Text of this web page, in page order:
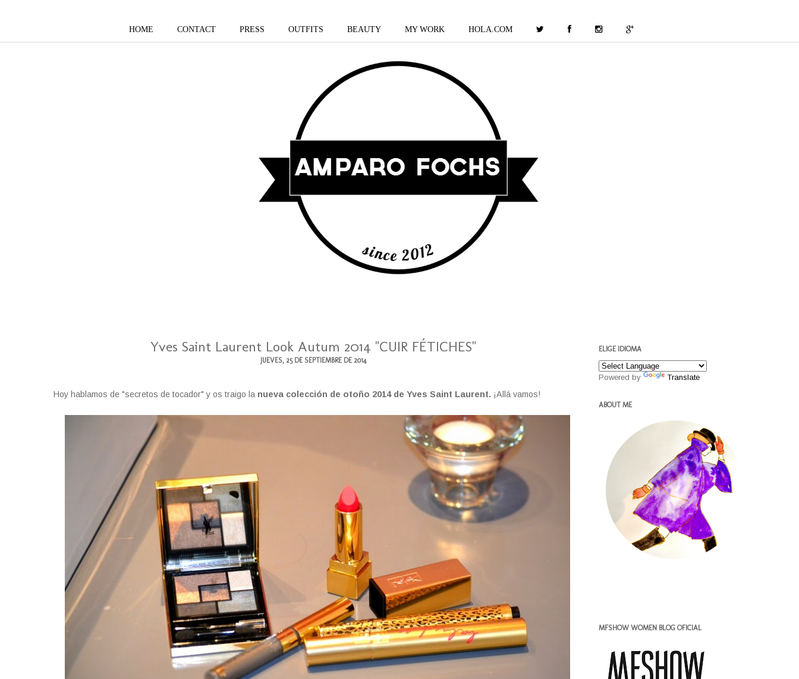
HOME CONTACT PRESS OUTFITS BEAUTY MY WORK HOLA.COM
Yves Saint Laurent Look Autum 2014 "CUIR FÉTICHES"
JUEVES, 25 DE SEPTIEMBRE DE 2014
Hoy hablamos de "secretos de tocador" y os traigo la nueva colección de otoño 2014 de Yves Saint Laurent. ¡Allá vamos!
ELIGE IDIOMA
Powered by Translate
ABOUT ME
MFSHOW WOMEN BLOG OFICIAL